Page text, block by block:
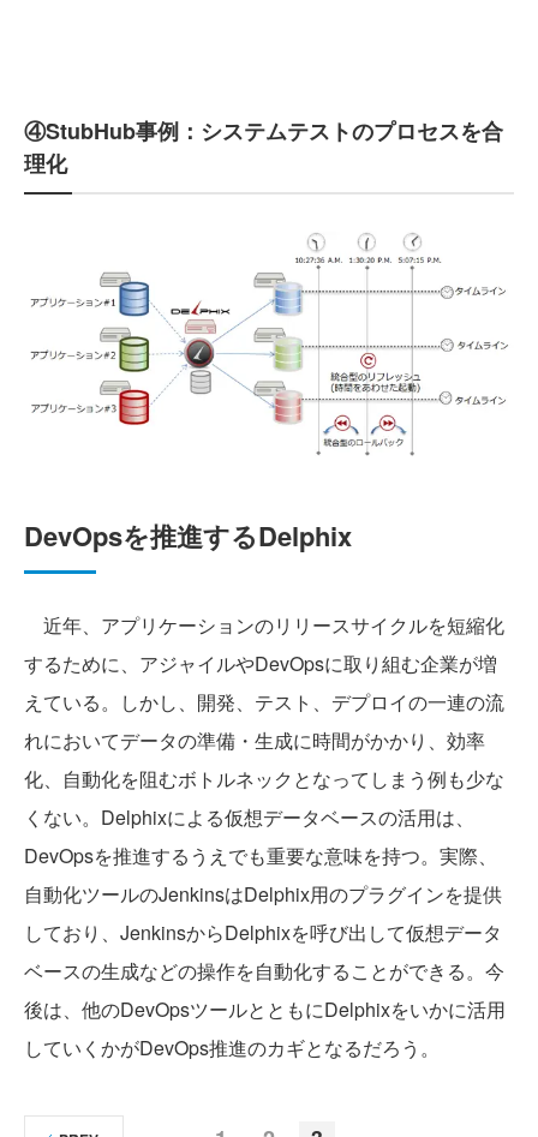
④StubHub事例：システムテストのプロセスを合
理化
DevOpsを推進するDelphix
近年、アプリケーションのリリースサイクルを短縮化
するために、アジャイルやDevOpsに取り組む企業が増
えている。しかし、開発、テスト、デプロイの一連の流
れにおいてデータの準備・生成に時間がかかり、効率
化、自動化を阻むボトルネックとなってしまう例も少な
くない。Delphixによる仮想データベースの活用は、
DevOpsを推進するうえでも重要な意味を持つ。実際、
自動化ツールのJenkinsはDelphix用のプラグインを提供
しており、JenkinsからDelphixを呼び出して仮想データ
ベースの生成などの操作を自動化することができる。今
後は、他のDevOpsツールとともにDelphixをいかに活用
していくかがDevOps推進のカギとなるだろう。